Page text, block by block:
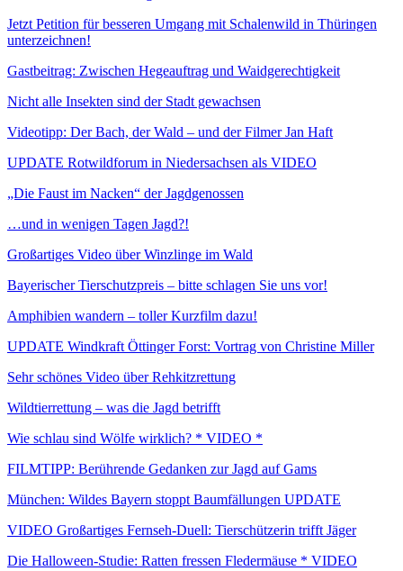
Jetzt Petition für besseren Umgang mit Schalenwild in Thüringen
unterzeichnen!
Gastbeitrag: Zwischen Hegeauftrag und Waidgerechtigkeit
Nicht alle Insekten sind der Stadt gewachsen
Videotipp: Der Bach, der Wald – und der Filmer Jan Haft
UPDATE Rotwildforum in Niedersachsen als VIDEO
„Die Faust im Nacken“ der Jagdgenossen
…und in wenigen Tagen Jagd?!
Großartiges Video über Winzlinge im Wald
Bayerischer Tierschutzpreis – bitte schlagen Sie uns vor!
Amphibien wandern – toller Kurzfilm dazu!
UPDATE Windkraft Öttinger Forst: Vortrag von Christine Miller
Sehr schönes Video über Rehkitzrettung
Wildtierrettung – was die Jagd betrifft
Wie schlau sind Wölfe wirklich? * VIDEO *
FILMTIPP: Berührende Gedanken zur Jagd auf Gams
München: Wildes Bayern stoppt Baumfällungen UPDATE
VIDEO Großartiges Fernseh-Duell: Tierschützerin trifft Jäger
Die Halloween-Studie: Ratten fressen Fledermäuse * VIDEO